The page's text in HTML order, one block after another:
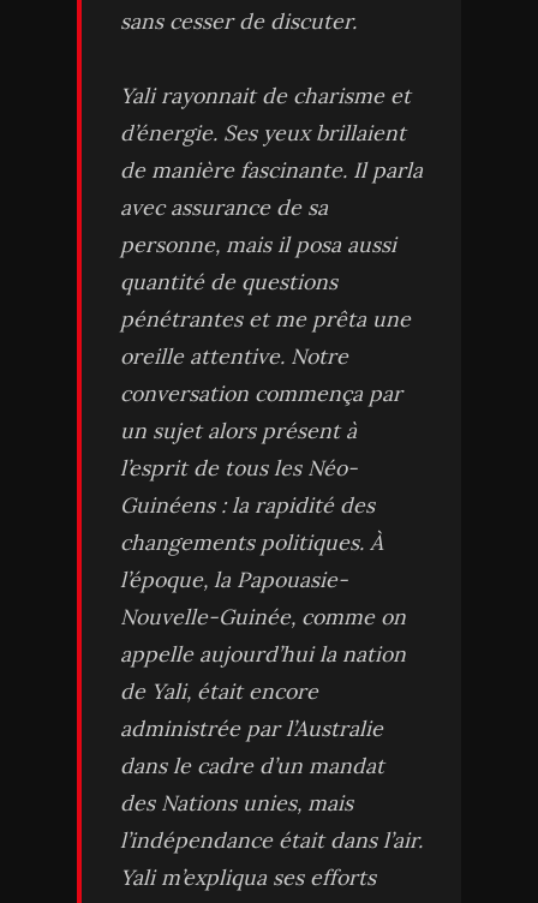
sans cesser de discuter.
Yali rayonnait de charisme et
d’énergie. Ses yeux brillaient
de manière fascinante. Il parla
avec assurance de sa
personne, mais il posa aussi
quantité de questions
pénétrantes et me prêta une
oreille attentive. Notre
conversation commença par
un sujet alors présent à
l’esprit de tous les Néo-
Guinéens : la rapidité des
changements politiques. À
l’époque, la Papouasie-
Nouvelle-Guinée, comme on
appelle aujourd’hui la nation
de Yali, était encore
administrée par l’Australie
dans le cadre d’un mandat
des Nations unies, mais
l’indépendance était dans l’air.
Yali m’expliqua ses efforts